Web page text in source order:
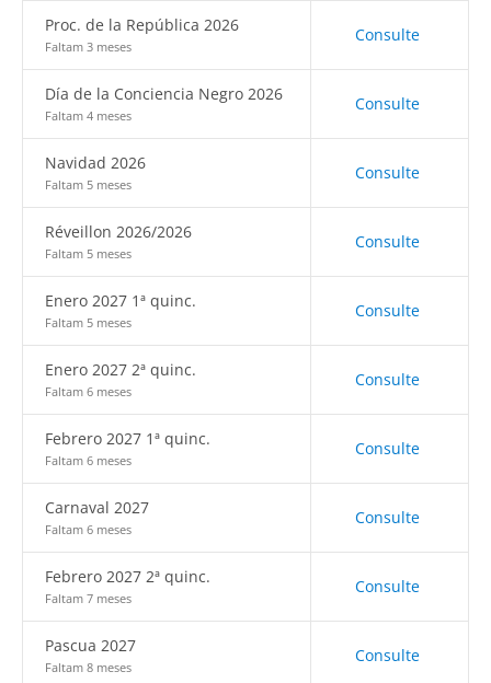
Proc. de la República 2026
Faltam 3 meses
Consulte
Día de la Conciencia Negro 2026
Faltam 4 meses
Consulte
Navidad 2026
Faltam 5 meses
Consulte
Réveillon 2026/2026
Faltam 5 meses
Consulte
Enero 2027 1ª quinc.
Faltam 5 meses
Consulte
Enero 2027 2ª quinc.
Faltam 6 meses
Consulte
Febrero 2027 1ª quinc.
Faltam 6 meses
Consulte
Carnaval 2027
Faltam 6 meses
Consulte
Febrero 2027 2ª quinc.
Faltam 7 meses
Consulte
Pascua 2027
Faltam 8 meses
Consulte